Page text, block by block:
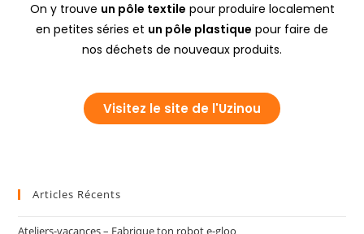
On y trouve un pôle textile pour produire localement
en petites séries et un pôle plastique pour faire de
nos déchets de nouveaux produits.
Visitez le site de l'Uzinou
Articles Récents
Ateliers-vacances – Fabrique ton robot e-gloo